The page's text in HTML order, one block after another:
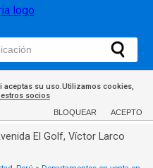
su uso.Utilizamos cookies,
socios
BLOQUEAR ACEPTO
El Golf, Víctor Larco